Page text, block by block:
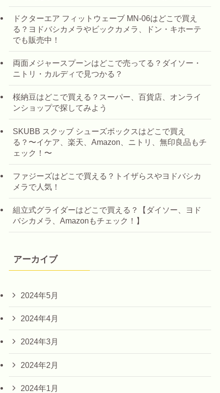
ドクターエア フィットウェーブ MN-06はどこで買え
る？ヨドバシカメラやビックカメラ、ドン・キホーテ
でも販売中！
両面メジャースプーンはどこで売ってる？ダイソー・
ニトリ・カルディで見つかる？
桜納豆はどこで買える？スーパー、百貨店、オンライ
ンショップで探してみよう
SKUBB スクッブ シューズボックスはどこで買え
る？〜イケア、楽天、Amazon、ニトリ、無印良品もチ
ェック！〜
ファジーズはどこで買える？トイザらスやヨドバシカ
メラで人気！
組立式グライダーはどこで買える？【ダイソー、ヨド
バシカメラ、Amazonもチェック！】
アーカイブ
2024年5月
2024年4月
2024年3月
2024年2月
2024年1月